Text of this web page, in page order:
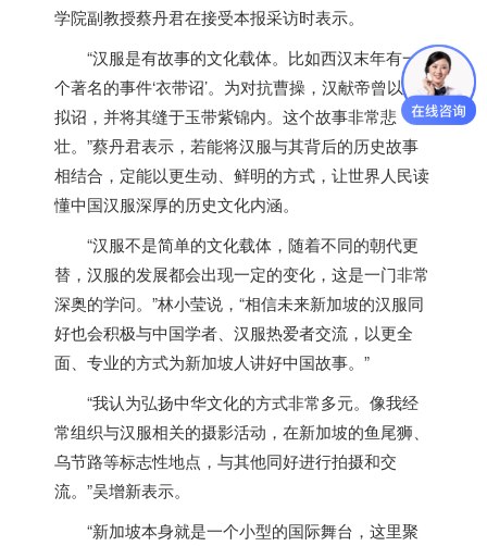
学院副教授蔡丹君在接受本报采访时表示。
“汉服是有故事的文化载体。比如西汉末年有一
个著名的事件‘衣带诏’。为对抗曹操，汉献帝曾以血
拟诏，并将其缝于玉带紫锦内。这个故事非常悲
壮。”蔡丹君表示，若能将汉服与其背后的历史故事
相结合，定能以更生动、鲜明的方式，让世界人民读
懂中国汉服深厚的历史文化内涵。
“汉服不是简单的文化载体，随着不同的朝代更
替，汉服的发展都会出现一定的变化，这是一门非常
深奥的学问。”林小莹说，“相信未来新加坡的汉服同
好也会积极与中国学者、汉服热爱者交流，以更全
面、专业的方式为新加坡人讲好中国故事。”
“我认为弘扬中华文化的方式非常多元。像我经
常组织与汉服相关的摄影活动，在新加坡的鱼尾狮、
乌节路等标志性地点，与其他同好进行拍摄和交
流。”吴增新表示。
“新加坡本身就是一个小型的国际舞台，这里聚